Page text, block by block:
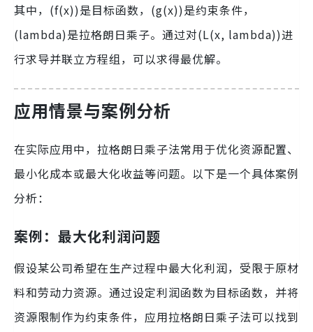
其中，(f(x))是目标函数，(g(x))是约束条件，
(lambda)是拉格朗日乘子。通过对(L(x, lambda))进
行求导并联立方程组，可以求得最优解。
应用情景与案例分析
在实际应用中，拉格朗日乘子法常用于优化资源配置、
最小化成本或最大化收益等问题。以下是一个具体案例
分析：
案例：最大化利润问题
假设某公司希望在生产过程中最大化利润，受限于原材
料和劳动力资源。通过设定利润函数为目标函数，并将
资源限制作为约束条件，应用拉格朗日乘子法可以找到